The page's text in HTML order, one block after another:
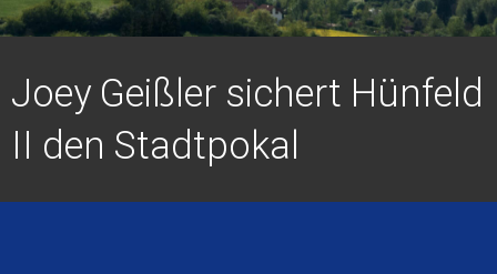
Joey Geißler sichert Hünfeld
II den Stadtpokal